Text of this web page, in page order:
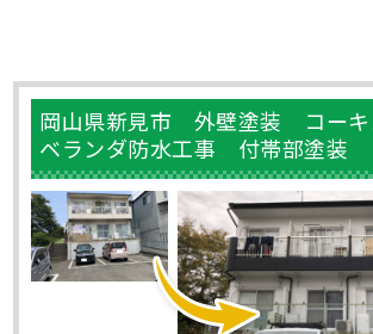
岡山県新見市 外壁塗装 コー
ベランダ防水工事 付帯部塗装